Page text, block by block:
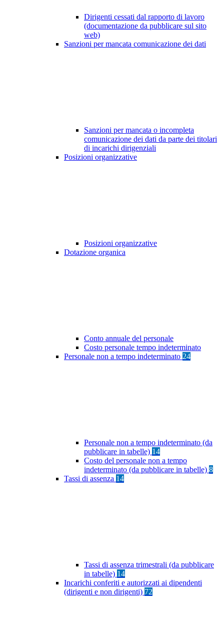
Dirigenti cessati dal rapporto di lavoro
(documentazione da pubblicare sul sito
web)
Sanzioni per mancata comunicazione dei dati
Sanzioni per mancata o incompleta
comunicazione dei dati da parte dei titolari
di incarichi dirigenziali
Posizioni organizzative
Posizioni organizzative
Dotazione organica
Conto annuale del personale
Costo personale tempo indeterminato
Personale non a tempo indeterminato 24
Personale non a tempo indeterminato (da
pubblicare in tabelle) 14
Costo del personale non a tempo
indeterminato (da pubblicare in tabelle) 8
Tassi di assenza 14
Tassi di assenza trimestrali (da pubblicare
in tabelle) 14
Incarichi conferiti e autorizzati ai dipendenti
(dirigenti e non dirigenti) 72